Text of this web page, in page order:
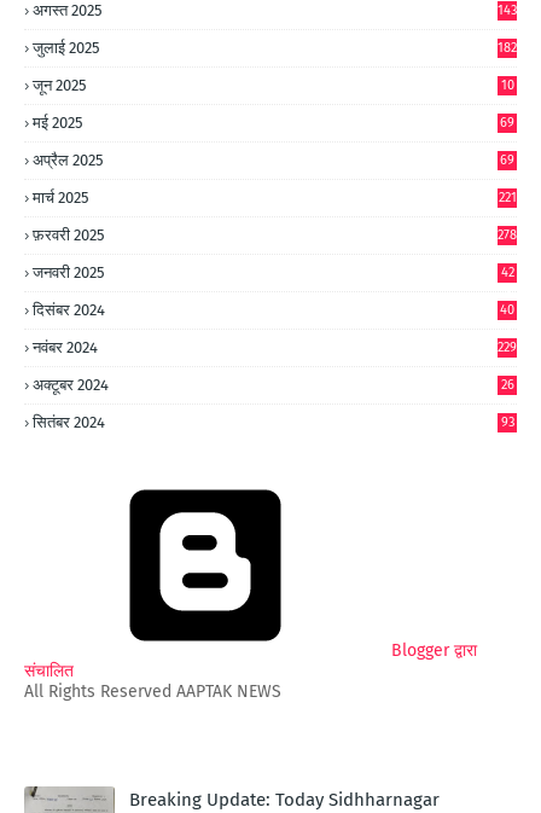
अगस्त 2025 143
जुलाई 2025 182
जून 2025
10
मई 2025 69
अप्रैल 2025 69
मार्च 2025 221
फ़रवरी 2025 278
जनवरी 2025
42
दिसंबर 2024
40
नवंबर 2024 229
अक्टूबर 2024
26
सितंबर 2024 93
Blogger द्वारा
संचालित
All Rights Reserved AAPTAK NEWS
Breaking Update: Today Sidhharnagar